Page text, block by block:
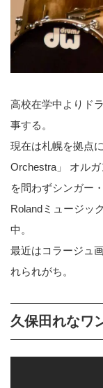
９月の中西圭三さんのライブで
ベントを開催いたします。詳細
夕張FivePennies出演メンバー
様々なイベントやライブにゲス
raのボーカリストを務める。9
高校在学中よりド
事する。
現在は札幌を拠点
Orchestra」 オル
を問わずシンガー
Rolandミュージッ
中。
最近はコラージュ
れられがち。
久保田れなワ